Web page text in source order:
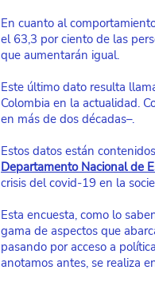
En cuanto al
el 63,3 por ciento de las
que aumentarán igual.
Este último dato resulta
Colombia en la actualidad.
en más de dos décadas–.
Estos datos están
Departamento Nacional de
crisis del covid-19 en la
Esta encuesta, como lo
gama de aspectos que
pasando por acceso a
anotamos antes, se realiza